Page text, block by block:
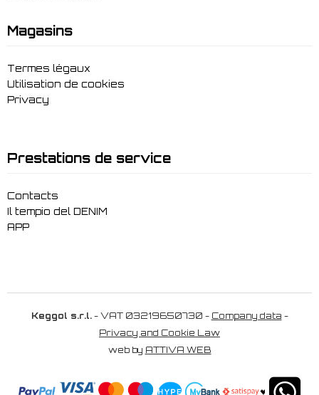
Magasins
Termes légaux
Utilisation de cookies
Privacy
Prestations de service
Contacts
Il tempio del DENIM
APP
Keggol s.r.l.- VAT 03219650730 - Company data -
Privacy and Cookie Law
web by ATTIVA WEB